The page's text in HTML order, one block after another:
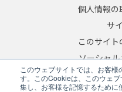
このウェブサイトでは、お客
す。このCookieは、このウェ
集し、お客様を記憶するため
個人情報の
サ
このサイト
ソーシャル
反社会的勢